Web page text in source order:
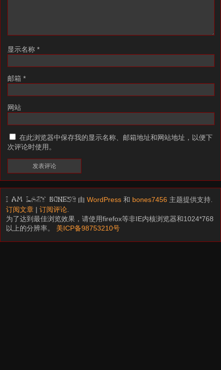
显示名称 *
邮箱 *
网站
在此浏览器中保存我的显示名称、邮箱地址和网站地址，以便下
次评论时使用。
I am LAZY bones? 由WordPress 和 bones7456 主题提供支持.
订阅文章 |订阅评论
为了达到最佳浏览效果，请使用firefox等非IE内核浏览器和1024*768
以上的分辨率。 美ICP备98753210号